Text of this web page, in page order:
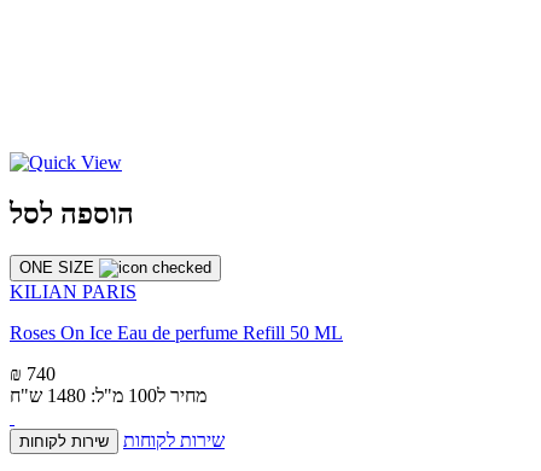
הוספה לסל
ONE SIZE
KILIAN PARIS
Roses On Ice Eau de perfume Refill 50 ML
₪ 740
מחיר ל100 מ"ל: 1480 ש"ח
שירות לקוחות שירות לקוחות